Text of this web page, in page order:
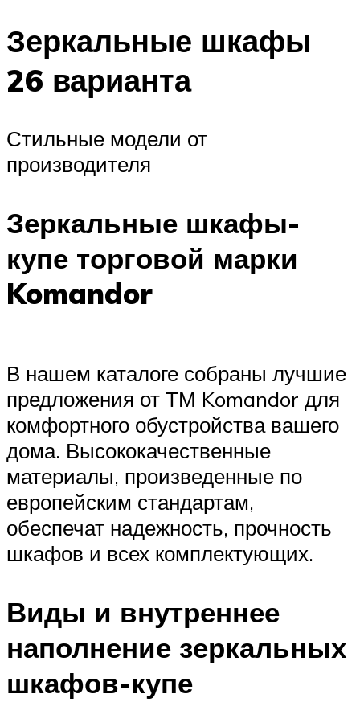
Зеркальные шкафы
26 варианта
Стильные модели от
производителя
Зеркальные шкафы-
купе торговой марки
Komandor
В нашем каталоге собраны лучшие
предложения от ТМ Komandor для
комфортного обустройства вашего
дома. Высококачественные
материалы, произведенные по
европейским стандартам,
обеспечат надежность, прочность
шкафов и всех комплектующих.
Виды и внутреннее
наполнение зеркальных
шкафов-купе